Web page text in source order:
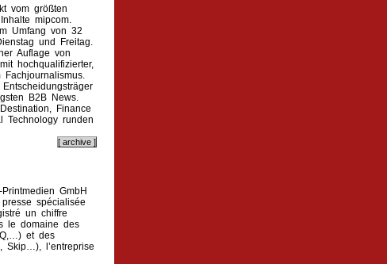
vom größten
mipcom.
Umfang von 32
und Freitag.
Auflage von
hochqualifizierter,
B2B News.
Finance
Technology runden
GmbH
spécialisée
un chiffre
le domaine des
et des
Skip…), l’entreprise